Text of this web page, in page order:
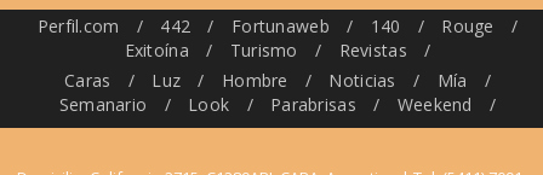
Perfil.com / 442 / Fortunaweb / 140 / Rouge
/
Exitoína
/ Turismo / Revistas
/
Caras
/ Luz / Hombre / Noticias / Mía
/
Semanario
/ Look / Parabrisas / Weekend /